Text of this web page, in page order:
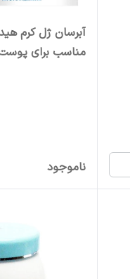
آبرسان ژل کرم
مناسب برای
ناموجود